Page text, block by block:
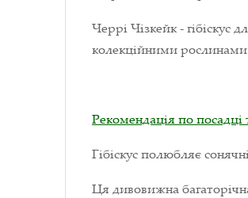
Черрі Чізкейк - гібіскус
колекційними
Рекомендація по посадці
Гібіскус полюбляє
Ця дивовижна